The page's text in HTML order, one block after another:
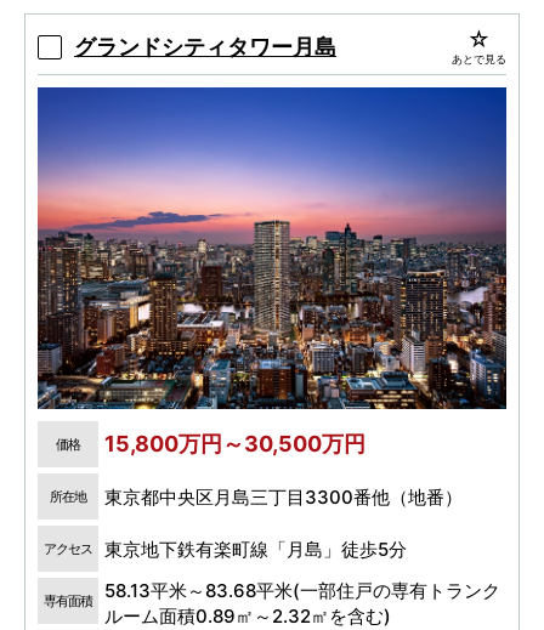
グランドシティタワー月島 あとで見る
価格 15,800万円～30,500万円
所在地 東京都中央区月島三丁目3300番他（地番）
アクセス 東京地下鉄有楽町線「月島」徒歩5分
専有面積
58.13平米～83.68平米(一部住戸の専有トランク
ルーム面積0.89㎡～2.32㎡を含む)